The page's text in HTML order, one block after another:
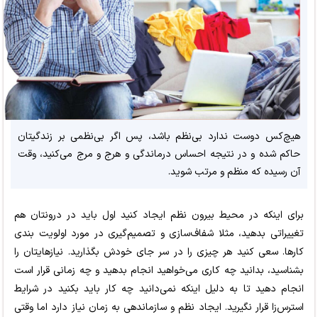
هیچ‌کس دوست ندارد بی‌نظم باشد، پس اگر بی‌نظمی بر زندگیتان
حاکم شده و در نتیجه احساس درماندگی و هرج و مرج می‌کنید، وقت
آن رسیده که منظم و مرتب شوید.
برای اینکه در محیط بیرون نظم ایجاد کنید اول باید در درونتان هم
تغییراتی بدهید، مثلا شفاف‌سازی و تصمیم‌گیری در مورد اولویت بندی
کارها. سعی کنید هر چیزی را در سر جای خودش بگذارید. نیازهایتان را
بشناسید، بدانید چه کاری می‌خواهید انجام بدهید و چه زمانی قرار است
انجام دهید تا به دلیل اینکه نمی‌دانید چه کار باید بکنید در شرایط
استرس‌زا قرار نگیرید. ایجاد نظم و سازماندهی به زمان نیاز دارد اما وقتی